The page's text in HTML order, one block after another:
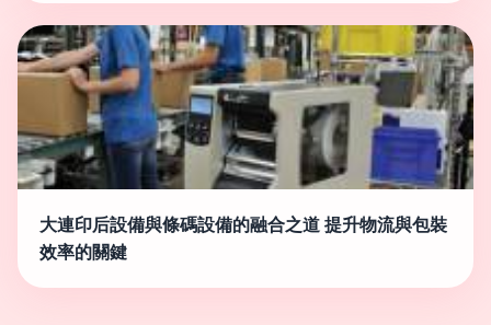
大連印后設備與條碼設備的融合之道 提升物流與包裝
效率的關鍵